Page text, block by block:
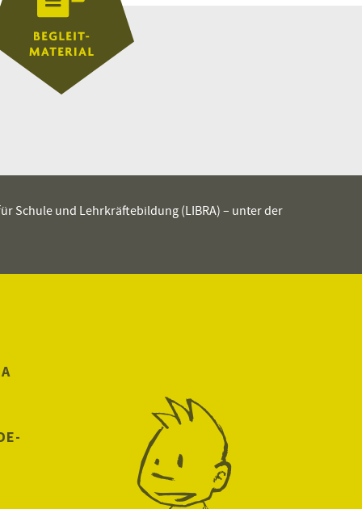
Schule und Lehrkräftebildung (LIBRA) – unter der